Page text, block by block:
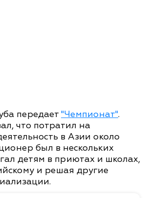
передает "Чемпионат".
что потратил на
в Азии около
был в нескольких
детям в приютах и школах,
и решая другие